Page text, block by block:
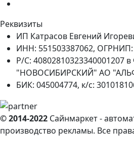
Реквизиты
ИП Катрасов Евгений
ИНН: 551503387062, ОГРНИП:
Р/С: 40802810323340001207
"НОВОСИБИРСКИЙ" АО
БИК: 045004774, к/с:
© 2014-2022 Сайнмаркет -
производство рекламы. Все